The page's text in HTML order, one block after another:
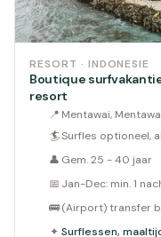
RESORT · INDONESIE
Boutique
resort
📍 Mentawai,
🏄Surfles optioneel,
👤 Gem. 25 - 40 jaar
📅 Jan-Dec: min. 1
🚌(Airport) transfer
✦ Surflessen,